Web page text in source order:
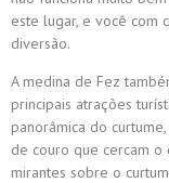
este lugar, e você com
diversão.
A medina de Fez
principais atrações
panorâmica do
de couro que cercam o
mirantes sobre o